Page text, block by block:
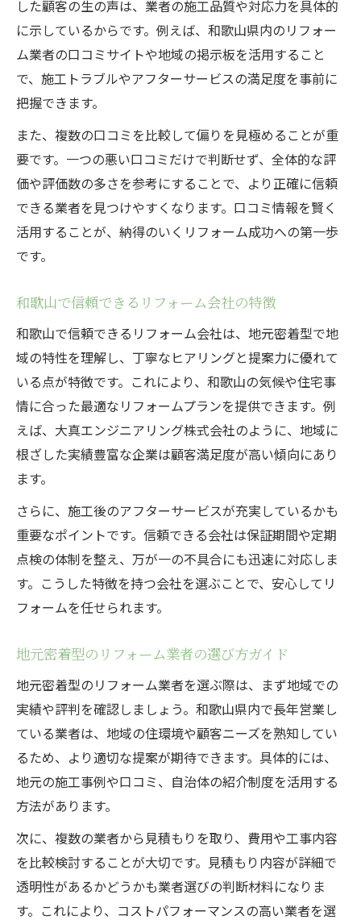
した顧客の生の声は、業者の施工品質や対応力を具体的
に示しているからです。例えば、和歌山県内のリフォー
ム業者の口コミサイトや地域の掲示板を活用すること
で、施工トラブルやアフターサービスの満足度を事前に
把握できます。
また、複数の口コミを比較して偏りを見極めることが重
要です。一つの悪い口コミだけで判断せず、全体的な評
価や評価数の多さを参考にすることで、より正確に信頼
できる業者を見つけやすくなります。口コミ情報を賢く
活用することが、納得のいくリフォーム成功への第一歩
です。
和歌山で信頼できるリフォーム会社の特徴
和歌山で信頼できるリフォーム会社は、地元密着型で地
域の特性を理解し、丁寧なヒアリングと提案力に優れて
いる点が特徴です。これにより、和歌山の気候や住宅事
情に合った最適なリフォームプランを提供できます。例
えば、大真エンジニアリング株式会社のように、地域に
根ざした実績豊富な企業は顧客満足度が高い傾向にあり
ます。
さらに、施工後のアフターサービスが充実しているかも
重要なポイントです。信頼できる会社は保証期間や定期
点検の体制を整え、万が一の不具合にも迅速に対応しま
す。こうした特徴を持つ会社を選ぶことで、安心してリ
フォームを任せられます。
地元密着型のリフォーム業者の選び方ガイド
地元密着型のリフォーム業者を選ぶ際は、まず地域での
実績や評判を確認しましょう。和歌山県内で長年営業し
ている業者は、地域の住環境や顧客ニーズを熟知してい
るため、より適切な提案が期待できます。具体的には、
地元の施工事例や口コミ、自治体の紹介制度を活用する
方法があります。
次に、複数の業者から見積もりを取り、費用や工事内容
を比較検討することが大切です。見積もり内容が詳細で
透明性があるかどうかも業者選びの判断材料になりま
す。これにより、コストパフォーマンスの高い業者を選